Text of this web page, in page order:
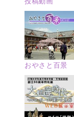
おやさと百景